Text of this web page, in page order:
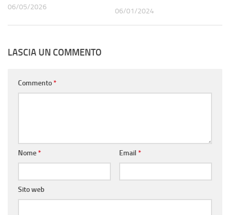
06/05/2026 06/01/2024
LASCIA UN COMMENTO
Commento*
Nome* Email *
Sito web